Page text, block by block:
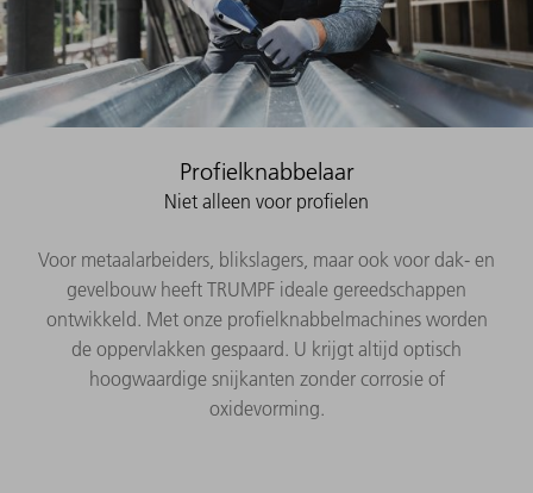
Profielknabbelaar
Niet alleen voor profielen
Voor metaalarbeiders, blikslagers, maar ook voor dak- en
gevelbouw heeft TRUMPF ideale gereedschappen
ontwikkeld. Met onze profielknabbelmachines worden
de oppervlakken gespaard. U krijgt altijd optisch
hoogwaardige snijkanten zonder corrosie of
oxidevorming.